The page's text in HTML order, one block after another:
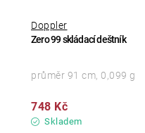
Zero 99 skládací deštník
Doppler
Skladem
748 Kč
průměr 91 cm, 0,099 g